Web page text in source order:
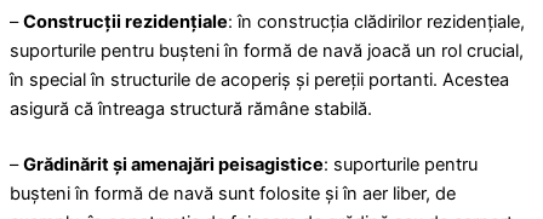
–Construcții rezidențiale: în construcția clădirilor rezidențiale,
suporturile pentru bușteni în formă de navă joacă un rol crucial,
în special în structurile de acoperiș și pereții portanti. Acestea
asigură că întreaga structură rămâne stabilă.
–Grădinărit și amenajări peisagistice: suporturile pentru
bușteni în formă de navă sunt folosite și în aer liber, de